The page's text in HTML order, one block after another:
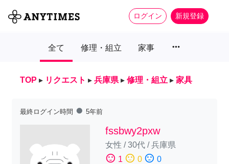
ログイン 新規登録
全て 修理・組立 家事 more_horiz
TOP ▸ リクエスト ▸ 兵庫県 ▸ 修理・組立 ▸ 家具
最終ログイン時間 fiber_manual_record 5年前
fssbwy2pxw
女性 /30代/兵庫県
sentiment_satisfied 1 sentiment_neutral 0 sentiment_dissatisfied 0